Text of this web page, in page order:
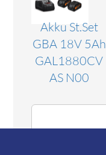
Akku St.Set
GBA 18V 5Ah
GAL1880CV
AS N00